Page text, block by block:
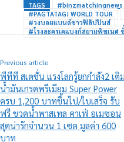
TAGS #binzmatchingnews
#PAGTATAG! WORLD TOUR
#วงบอยแบนด์ชาวฟิลิปปินส์
#โรงละครเคแบงก์สยามพิฆเนศ
Previous article
พีทีที สเตชั่น แรงโลกรู้ยกกำลัง2 เติม
น้ำมันเกรดพรีเมียม Super Power
ครบ 1,200 บาทขึ้นไป/ใบเสร็จ รับ
ฟรี ขวดน้ำพาสเทล คาเฟ่ อเมซอน
สุดน่ารักจำนวน 1 เซต มูลค่า 600
บาท